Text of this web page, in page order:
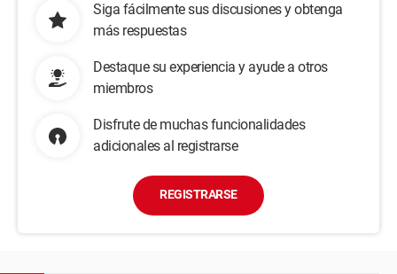
Siga fácilmente sus discusiones y obtenga
más respuestas
Destaque su experiencia y ayude a otros
miembros
Disfrute de muchas funcionalidades
adicionales al registrarse
REGISTRARSE